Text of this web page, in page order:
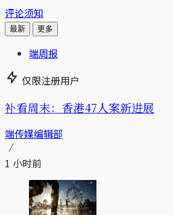
评论须知
最新 更多
端周报
仅限注册用户
补看周末：香港47人案新进展
端传媒编辑部
1 小时前